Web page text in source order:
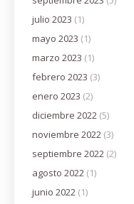
julio 2023 (1)
mayo 2023 (1)
marzo 2023 (1)
febrero 2023 (3)
enero 2023 (2)
diciembre 2022 (5)
noviembre 2022 (3)
septiembre 2022 (2)
agosto 2022 (1)
junio 2022 (1)